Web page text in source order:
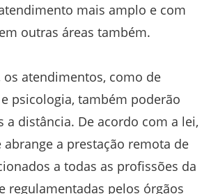
mais amplo e com
outras áreas também.
os atendimentos, como de
psicologia, também poderão
a distância. De acordo com a lei,
abrange a prestação remota de
a todas as profissões da
regulamentadas pelos órgãos